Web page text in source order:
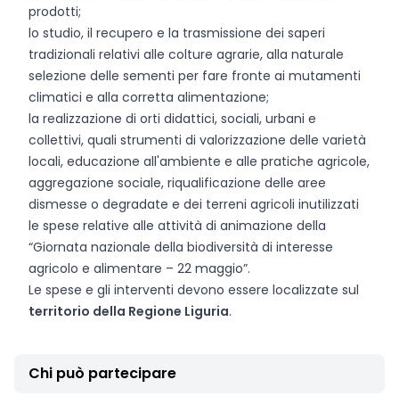
prodotti;
lo studio, il recupero e la trasmissione dei saperi
tradizionali relativi alle colture agrarie, alla naturale
selezione delle sementi per fare fronte ai mutamenti
climatici e alla corretta alimentazione;
la realizzazione di orti didattici, sociali, urbani e
collettivi, quali strumenti di valorizzazione delle varietà
locali, educazione all'ambiente e alle pratiche agricole,
aggregazione sociale, riqualificazione delle aree
dismesse o degradate e dei terreni agricoli inutilizzati
le spese relative alle attività di animazione della
“Giornata nazionale della biodiversità di interesse
agricolo e alimentare – 22 maggio”.
Le spese e gli interventi devono essere localizzate sul
territorio della Regione Liguria.
Chi può partecipare